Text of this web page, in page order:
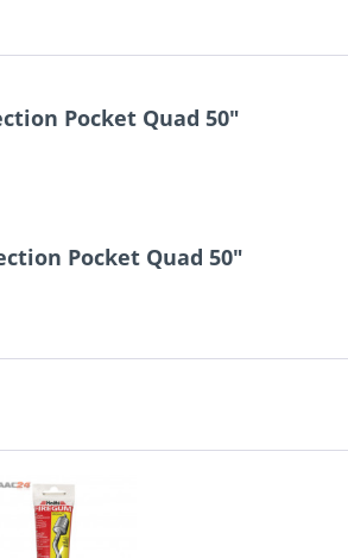
Pocket Quad 50"
Pocket Quad 50"